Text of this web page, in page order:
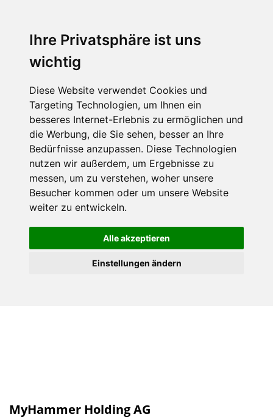
Ihre Privatsphäre ist uns
wichtig
Diese Website verwendet Cookies und
Targeting Technologien, um Ihnen ein
besseres Internet-Erlebnis zu ermöglichen und
die Werbung, die Sie sehen, besser an Ihre
Bedürfnisse anzupassen. Diese Technologien
nutzen wir außerdem, um Ergebnisse zu
messen, um zu verstehen, woher unsere
Besucher kommen oder um unsere Website
weiter zu entwickeln.
Alle akzeptieren
Einstellungen ändern
MyHammer Holding AG